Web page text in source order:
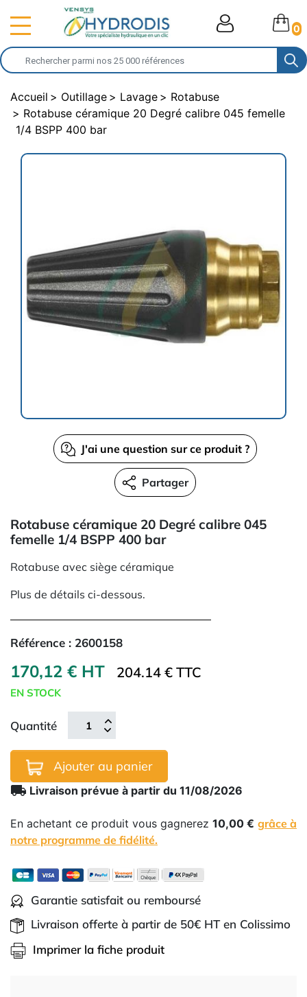
0
Accueil Outillage Lavage
Rotabuse
Rotabuse céramique 20 Degré calibre 045 femelle
1/4 BSPP 400 bar
J'ai une question sur ce produit ?
Partager
Rotabuse céramique 20 Degré calibre 045
femelle 1/4 BSPP 400 bar
Rotabuse avec siège céramique
Plus de détails ci-dessous.
Référence : 2600158
170,12 € HT 204.14 € TTC
EN STOCK
Quantité
Ajouter au panier
local_shipping Livraison prévue à partir du 11/08/2026
En achetant ce produit vous gagnerez 10,00 € grâce à
notre programme de fidélité.
Garantie satisfait ou remboursé
Livraison offerte à partir de 50€ HT en Colissimo
Imprimer la fiche produit